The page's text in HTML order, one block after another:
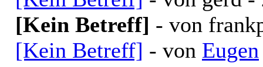
[Kein Betreff] - von
[Kein Betreff] - von Eugen